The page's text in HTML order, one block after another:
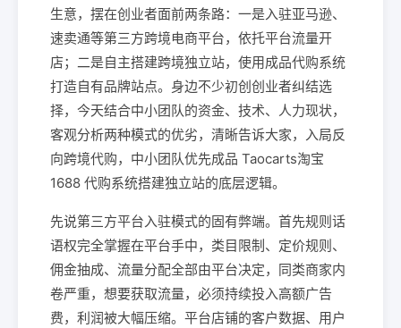
生意，摆在创业者面前两条路：一是入驻亚马逊、
速卖通等第三方跨境电商平台，依托平台流量开
店；二是自主搭建跨境独立站，使用成品代购系统
打造自有品牌站点。身边不少初创创业者纠结选
择，今天结合中小团队的资金、技术、人力现状，
客观分析两种模式的优劣，清晰告诉大家，入局反
向跨境代购，中小团队优先成品 Taocarts淘宝
1688 代购系统搭建独立站的底层逻辑。
先说第三方平台入驻模式的固有弊端。首先规则话
语权完全掌握在平台手中，类目限制、定价规则、
佣金抽成、流量分配全部由平台决定，同类商家内
卷严重，想要获取流量，必须持续投入高额广告
费，利润被大幅压缩。平台店铺的客户数据、用户